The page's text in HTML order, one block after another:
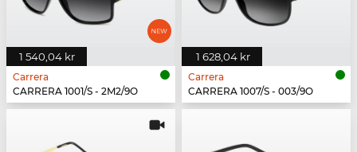
1 540,04 kr
Carrera
CARRERA 1001/S - 2M2/9O
1 628,04 kr
Carrera
CARRERA 1007/S - 003/9O